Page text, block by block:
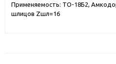
Применяемость: ТО-18Б2,
шлицов Zшл=16